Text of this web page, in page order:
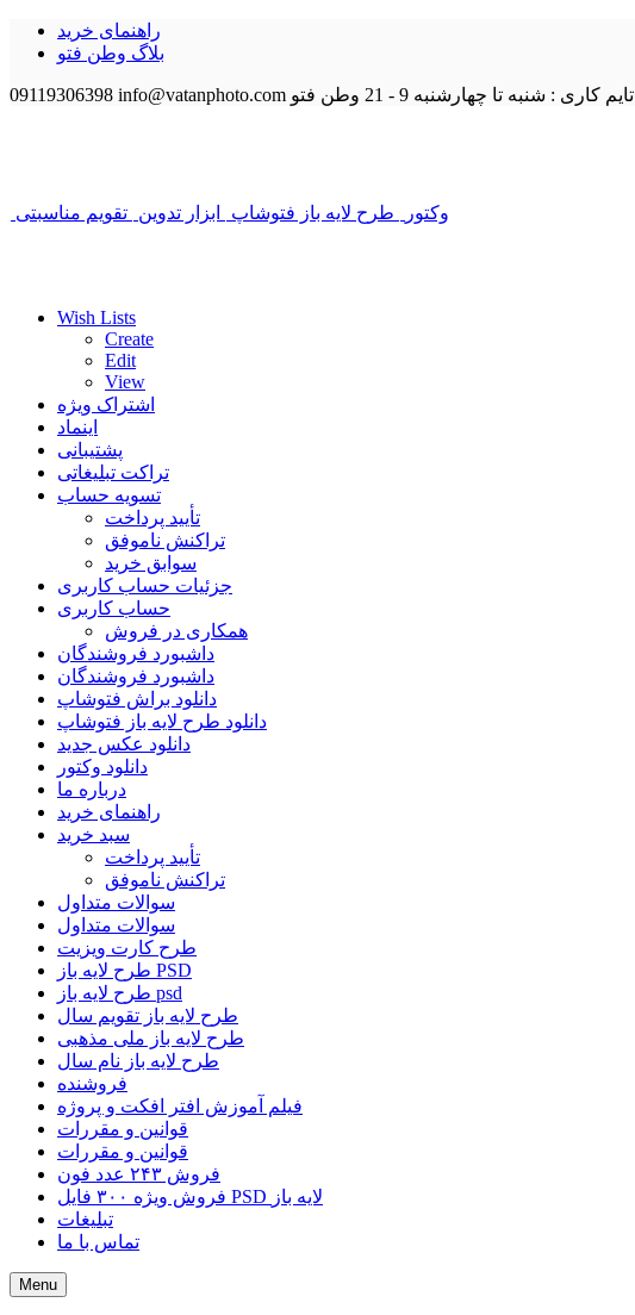
راهنمای خرید
بلاگ وطن فتو
09119306398 info@vatanphoto.com تایم کاری : شنبه تا چهارشنبه 9 - 21 وطن فتو
وکتور طرح لایه باز فتوشاپ ابزار تدوین تقویم مناسبتی
Wish Lists
Create
Edit
View
اشتراک ویژه
اینماد
پشتیبانی
تراکت تبلیغاتی
تسویه حساب
تأیید پرداخت
تراکنش ناموفق
سوابق خرید
جزئیات حساب کاربری
حساب کاربری
همکاری در فروش
داشبورد فروشندگان
داشبورد فروشندگان
دانلود براش فتوشاپ
دانلود طرح لایه باز فتوشاپ
دانلود عکس جدید
دانلود وکتور
درباره ما
راهنمای خرید
سبد خرید
تأیید پرداخت
تراکنش ناموفق
سوالات متداول
سوالات متداول
طرح کارت ویزیت
طرح لایه باز PSD
طرح لایه باز psd
طرح لایه باز تقویم سال
طرح لایه باز ملی مذهبی
طرح لایه باز نام سال
فروشنده
فیلم آموزش افتر افکت و پروژه
قوانین و مقررات
قوانین و مقررات
فروش ۲۴۳ عدد فون
فروش ویژه ۳۰۰ فایل PSD لایه باز
تبلیغات
تماس با ما
Menu